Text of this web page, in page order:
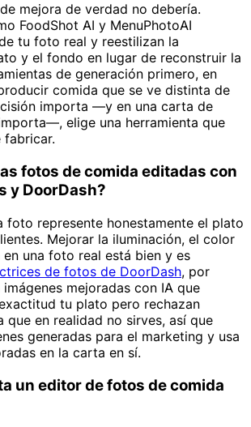
mejora de verdad no debería.
FoodShot AI y MenuPhotoAI
tu foto real y reestilizan la
y el fondo en lugar de reconstruir la
de generación primero, en
comida que se ve distinta de
importa —y en una carta de
elige una herramienta que
fabricar.
fotos de comida editadas con
y DoorDash?
foto represente honestamente el plato
Mejorar la iluminación, el color
una foto real está bien y es
de fotos de DoorDash, por
mejoradas con IA que
tu plato pero rechazan
que en realidad no sirves, así que
generadas para el marketing y usa
en la carta en sí.
un editor de fotos de comida